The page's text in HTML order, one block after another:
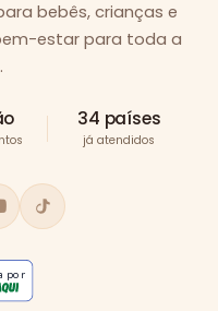
bebês, crianças e
estar para toda a
34 países
já atendidos
por